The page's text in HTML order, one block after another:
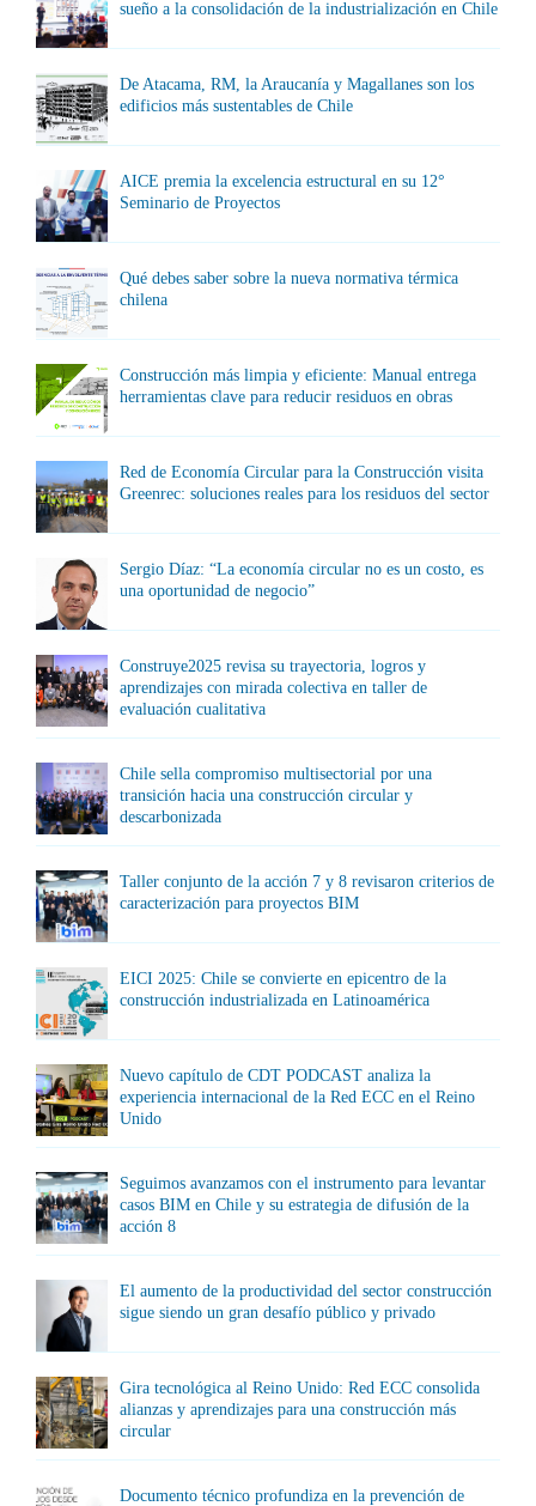
sueño a la consolidación de la industrialización en Chile
De Atacama, RM, la Araucanía y Magallanes son los
edificios más sustentables de Chile
AICE premia la excelencia estructural en su 12°
Seminario de Proyectos
Qué debes saber sobre la nueva normativa térmica
chilena
Construcción más limpia y eficiente: Manual entrega
herramientas clave para reducir residuos en obras
Red de Economía Circular para la Construcción visita
Greenrec: soluciones reales para los residuos del sector
Sergio Díaz: “La economía circular no es un costo, es
una oportunidad de negocio”
Construye2025 revisa su trayectoria, logros y
aprendizajes con mirada colectiva en taller de
evaluación cualitativa
Chile sella compromiso multisectorial por una
transición hacia una construcción circular y
descarbonizada
Taller conjunto de la acción 7 y 8 revisaron criterios de
caracterización para proyectos BIM
EICI 2025: Chile se convierte en epicentro de la
construcción industrializada en Latinoamérica
Nuevo capítulo de CDT PODCAST analiza la
experiencia internacional de la Red ECC en el Reino
Unido
Seguimos avanzamos con el instrumento para levantar
casos BIM en Chile y su estrategia de difusión de la
acción 8
El aumento de la productividad del sector construcción
sigue siendo un gran desafío público y privado
Gira tecnológica al Reino Unido: Red ECC consolida
alianzas y aprendizajes para una construcción más
circular
Documento técnico profundiza en la prevención de